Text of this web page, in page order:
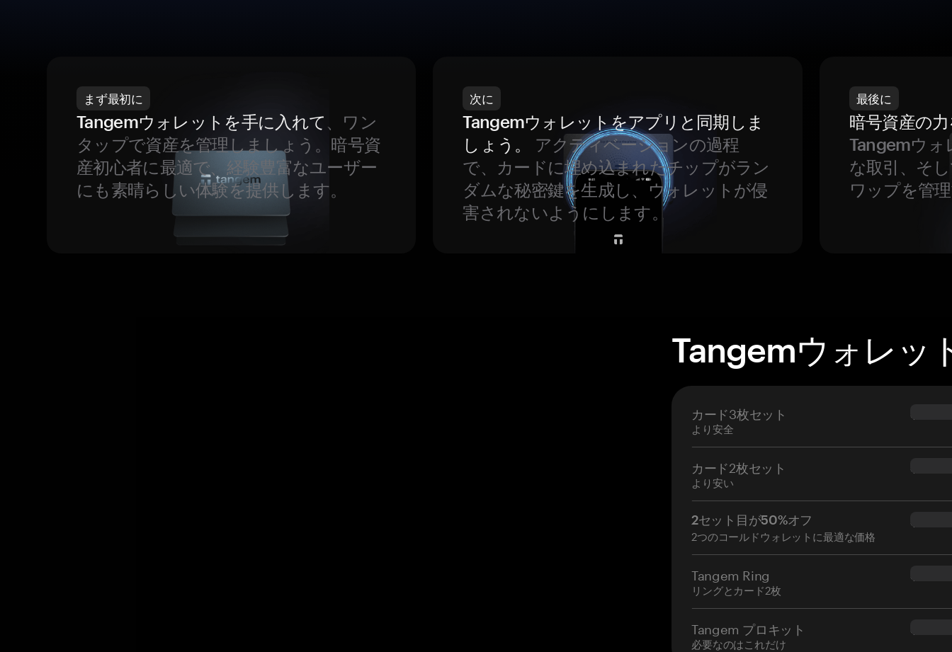
まず最初に
Tangemウォレットを手に入れて、ワン
タップで資産を管理しましょう。暗号資
産初心者に最適で、経験豊富なユーザー
にも素晴らしい体験を提供します。
次に
Tangemウォレットをアプリと同期しま
しょう。
アクティベーションの過程
で、カードに埋め込まれたチップがラン
ダムな秘密鍵を生成し、ウォレットが侵
害されないようにします。
最後に
暗号資産の
Tangemウォ
な取引、そ
ワップを管
Tangemウォレッ
カード3枚セット
より安全
$69.90
カード2枚セット
より安い
$54.90
2セット目が50%オフ
2つのコールドウォレットに最適な価格
$34.95
Tangem Ring
リングとカード2枚
Tangem プロキット
必要なのはこれだけ